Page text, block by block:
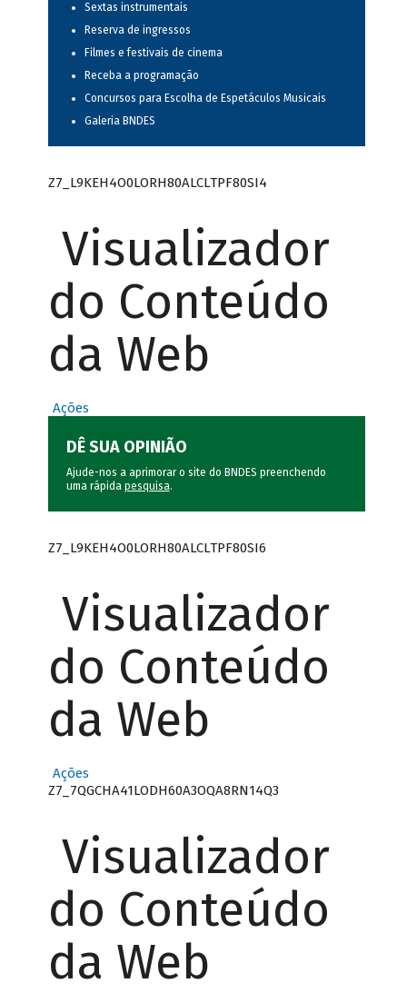
Sextas instrumentais
Reserva de ingressos
Filmes e festivais de cinema
Receba a programação
Concursos para Escolha de Espetáculos Musicais
Galeria BNDES
Z7_L9KEH4O0LORH80ALCLTPF80SI4
Visualizador
do Conteúdo
da Web
Ações
DÊ SUA OPINIÃO
Ajude-nos a aprimorar o site do BNDES preenchendo
uma rápida pesquisa.
Z7_L9KEH4O0LORH80ALCLTPF80SI6
Visualizador
do Conteúdo
da Web
Ações
Z7_7QGCHA41LODH60A3OQA8RN14Q3
Visualizador
do Conteúdo
da Web